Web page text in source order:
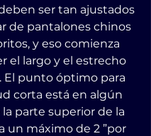
ser tan ajustados
de pantalones chinos
y eso comienza
el largo y el estrecho
El punto óptimo para
corta está en algún
parte superior de la
un máximo de 2 ”por